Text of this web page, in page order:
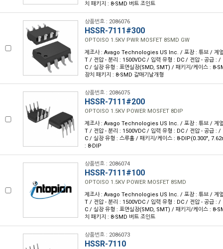
치 패키지 : 8-SMD 버트 조인트
상품번호 : 2086076
HSSR-7111#300
OPTOISO 1.5KV PWR MOSFET 8SMD GW
제조사 : Avago Technologies US Inc. / 포장 : 튜브 / 계
T / 전압 - 분리 : 1500VDC / 입력 유형 : DC / 전압 - 공급 : /
C / 실장 유형 : 표면실장(SMD, SMT) / 패키지/케이스 : 8-
장치 패키지 : 8-SMD 갈매기날개형
상품번호 : 2086075
HSSR-7111#200
OPTOISO 1.5KV POWER MOSFET 8DIP
제조사 : Avago Technologies US Inc. / 포장 : 튜브 / 계
T / 전압 - 분리 : 1500VDC / 입력 유형 : DC / 전압 - 공급 : /
C / 실장 유형 : 스루홀 / 패키지/케이스 : 8-DIP(0.300",
: 8-DIP
상품번호 : 2086074
HSSR-7111#100
OPTOISO 1.5KV POWER MOSFET 8SMD
제조사 : Avago Technologies US Inc. / 포장 : 튜브 / 계
T / 전압 - 분리 : 1500VDC / 입력 유형 : DC / 전압 - 공급 : /
C / 실장 유형 : 표면실장(SMD, SMT) / 패키지/케이스 : 8-
치 패키지 : 8-SMD 버트 조인트
상품번호 : 2086073
HSSR-7110